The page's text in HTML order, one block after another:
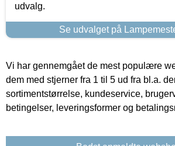
udvalg.
Se udvalget på
Vi har gennemgået de mest populære
dem med stjerner fra 1 til 5 ud fra bl.a.
sortimentstørrelse, kundeservice,
betingelser, leveringsformer og